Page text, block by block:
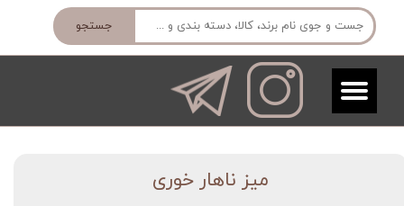
جستجو
میز ناهار خوری​​​​​​​